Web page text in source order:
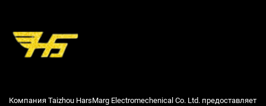
Компания Taizhou HarsMarg Electromechenical Co. Ltd. предоставляет